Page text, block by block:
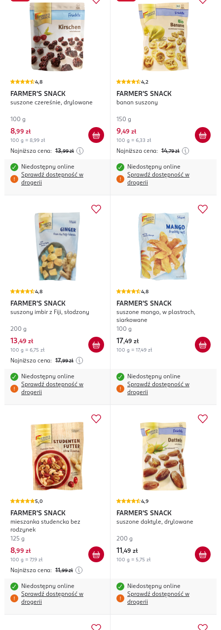
4,8
FARMER'S SNACK
suszone czereśnie, drylowane
100 g
8,99 zł
100 g = 8,99 zł
Najniższa cena: 13,99 zł
Niedostępny online
Sprawdź dostępność w
drogerii
4,2
FARMER'S SNACK
banan suszony
150 g
9,49 zł
100 g = 6,33 zł
Najniższa cena: 14,79 zł
Niedostępny online
Sprawdź dostępność w
drogerii
4,8
FARMER'S SNACK
suszony imbir z Fiji, słodzony
200 g
13,49 zł
100 g = 6,75 zł
Najniższa cena: 17,99 zł
Niedostępny online
Sprawdź dostępność w
drogerii
4,8
FARMER'S SNACK
suszone mango, w plastrach,
siarkowane
100 g
17,49 zł
100 g = 17,49 zł
Niedostępny online
Sprawdź dostępność w
drogerii
5,0
FARMER'S SNACK
mieszanka studencka bez
rodzynek
125 g
8,99 zł
100 g = 7,19 zł
Najniższa cena: 11,99 zł
Niedostępny online
Sprawdź dostępność w
drogerii
4,9
FARMER'S SNACK
suszone daktyle, drylowane
200 g
11 ,49 zł
100 g = 5,75 zł
Niedostępny online
Sprawdź dostępność w
drogerii